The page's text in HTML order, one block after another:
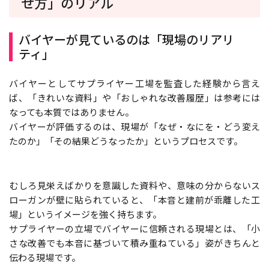
バイヤーが見ているのは「現場のリアリ
ティ」
バイヤーとしてサプライヤー工場を監査した経験から言え
ば、「きれいな資料」や「おしゃれな改善履歴」は参考には
なっても本質ではありません。
バイヤーが評価するのは、現場が「なぜ・なにを・どう変え
たのか」「その結果どうなったか」というプロセスです。
むしろ見栄えばかりを意識した資料や、意味の分からないス
ローガンが壁に貼られていると、「本音と建前が乖離した工
場」というイメージを強く持ちます。
サプライヤーの立場でバイヤーに信頼される現場とは、「小
さな改善でも本音に基づいて積み重ねている」姿がきちんと
伝わる現場です。